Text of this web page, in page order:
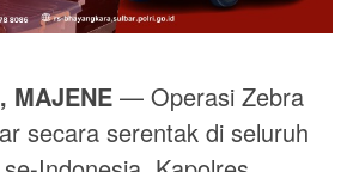
MAJENE — Operasi Zebra
secara serentak di seluruh